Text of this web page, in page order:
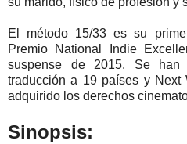
El método 15/33 es su
Premio National Indie
suspense de 2015. Se han
traducción a 19 países y Next
adquirido los derechos
Sinopsis: